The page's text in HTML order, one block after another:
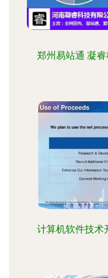
郑州易站通 凝
计算机软件技术